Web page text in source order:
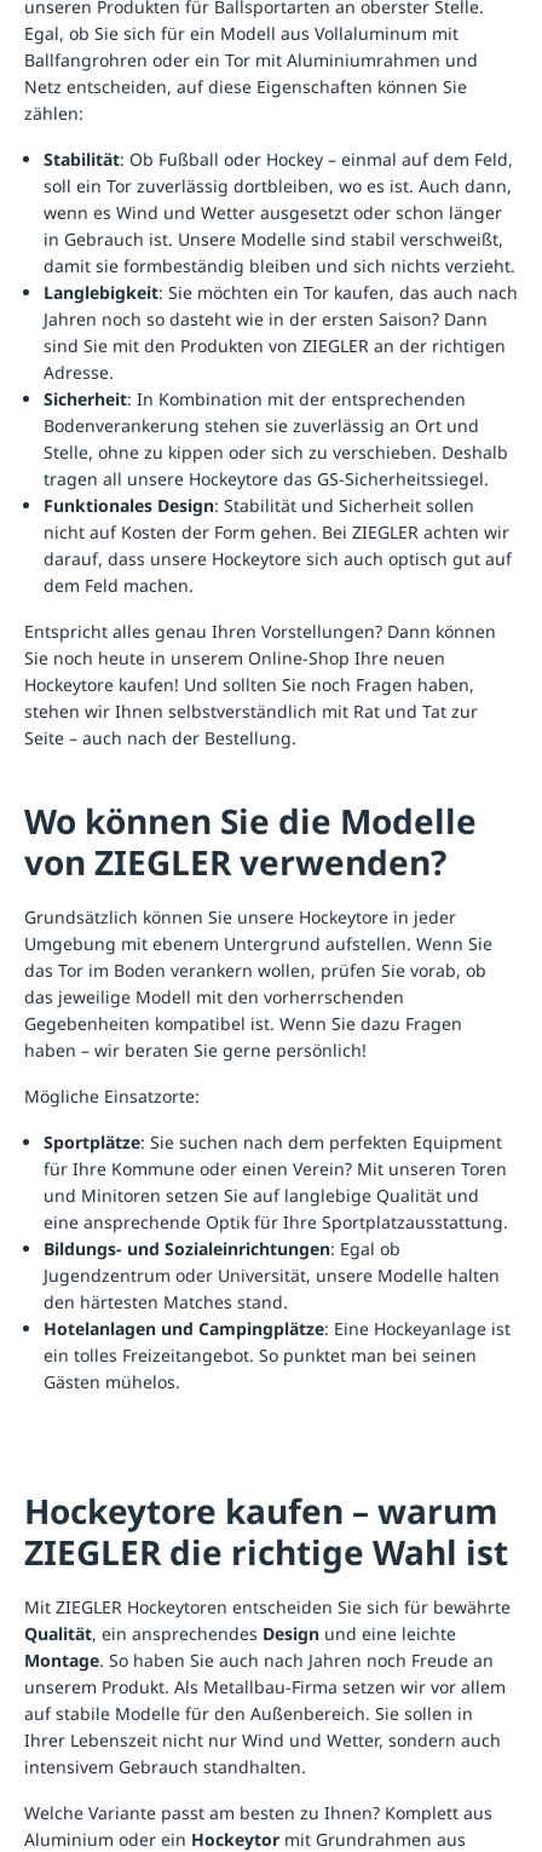
unseren Produkten für Ballsportarten an oberster Stelle.
Egal, ob Sie sich für ein Modell aus Vollaluminum mit
Ballfangrohren oder ein Tor mit Aluminiumrahmen und
Netz entscheiden, auf diese Eigenschaften können Sie
zählen:
Stabilität: Ob Fußball oder Hockey – einmal auf dem Feld,
soll ein Tor zuverlässig dortbleiben, wo es ist. Auch dann,
wenn es Wind und Wetter ausgesetzt oder schon länger
in Gebrauch ist. Unsere Modelle sind stabil verschweißt,
damit sie formbeständig bleiben und sich nichts verzieht.
Langlebigkeit: Sie möchten ein Tor kaufen, das auch nach
Jahren noch so dasteht wie in der ersten Saison? Dann
sind Sie mit den Produkten von ZIEGLER an der richtigen
Adresse.
Sicherheit: In Kombination mit der entsprechenden
Bodenverankerung stehen sie zuverlässig an Ort und
Stelle, ohne zu kippen oder sich zu verschieben. Deshalb
tragen all unsere Hockeytore das GS-Sicherheitssiegel.
Funktionales Design: Stabilität und Sicherheit sollen
nicht auf Kosten der Form gehen. Bei ZIEGLER achten wir
darauf, dass unsere Hockeytore sich auch optisch gut auf
dem Feld machen.
Entspricht alles genau Ihren Vorstellungen? Dann können
Sie noch heute in unserem Online-Shop Ihre neuen
Hockeytore kaufen! Und sollten Sie noch Fragen haben,
stehen wir Ihnen selbstverständlich mit Rat und Tat zur
Seite – auch nach der Bestellung.
Wo können Sie die Modelle
von ZIEGLER verwenden?
Grundsätzlich können Sie unsere Hockeytore in jeder
Umgebung mit ebenem Untergrund aufstellen. Wenn Sie
das Tor im Boden verankern wollen, prüfen Sie vorab, ob
das jeweilige Modell mit den vorherrschenden
Gegebenheiten kompatibel ist. Wenn Sie dazu Fragen
haben – wir beraten Sie gerne persönlich!
Mögliche Einsatzorte:
Sportplätze: Sie suchen nach dem perfekten Equipment
für Ihre Kommune oder einen Verein? Mit unseren Toren
und Minitoren setzen Sie auf langlebige Qualität und
eine ansprechende Optik für Ihre Sportplatzausstattung.
Bildungs- und Sozialeinrichtungen: Egal ob
Jugendzentrum oder Universität, unsere Modelle halten
den härtesten Matches stand.
Hotelanlagen und Campingplätze: Eine Hockeyanlage ist
ein tolles Freizeitangebot. So punktet man bei seinen
Gästen mühelos.
Hockeytore kaufen – warum
ZIEGLER die richtige Wahl ist
Mit ZIEGLER Hockeytoren entscheiden Sie sich für bewährte
Qualität, ein ansprechendes Design und eine leichte
Montage. So haben Sie auch nach Jahren noch Freude an
unserem Produkt. Als Metallbau-Firma setzen wir vor allem
auf stabile Modelle für den Außenbereich. Sie sollen in
Ihrer Lebenszeit nicht nur Wind und Wetter, sondern auch
intensivem Gebrauch standhalten.
Welche Variante passt am besten zu Ihnen? Komplett aus
Aluminium oder ein Hockeytor mit Grundrahmen aus